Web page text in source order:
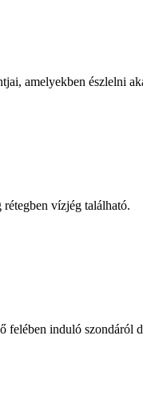
amelyekben észlelni
vízjég található.
felében induló szondáról